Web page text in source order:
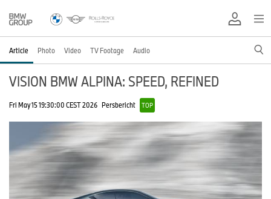
Article Photo Video TV Footage Audio
VISION BMW ALPINA: SPEED, REFINED
Fri May 15 19:30:00 CEST 2026 Persbericht TOP